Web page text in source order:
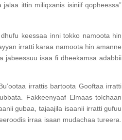
ittin miliqxanis isiniif qopheessa”
keessaa inni tokko namoota hin
irratti karaa namoota hin amanne
jabeessuu isaa fi dheekamsa adabbii
irrattis bartoota Gooftaa irratti
Fakkeenyaaf Elmaas tolchaan
gubaa, tajaajila isaanii irratti gufuu
irraa isaan mudachaa tureera.